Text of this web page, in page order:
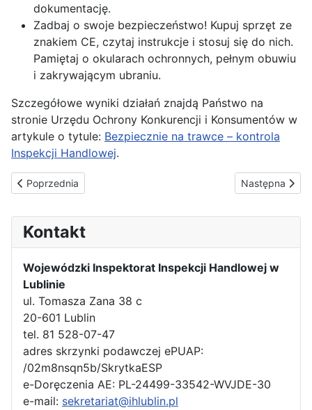
dokumentację.
Zadbaj o swoje bezpieczeństwo! Kupuj sprzęt ze
znakiem CE, czytaj instrukcje i stosuj się do nich.
Pamiętaj o okularach ochronnych, pełnym obuwiu
i zakrywającym ubraniu.
Szczegółowe wyniki działań znajdą Państwo na
stronie Urzędu Ochrony Konkurencji i Konsumentów w
artykule o tytule: Bezpiecznie na trawce – kontrola
Inspekcji Handlowej.
Poprzednia strona: Niebezpieczna chemia… w biżuterii? –
Poprzednia Następna
Następna
Kontakt
Wojewódzki Inspektorat Inspekcji Handlowej w
Lublinie
ul. Tomasza Zana 38 c
20-601 Lublin
tel. 81 528-07-47
adres skrzynki podawczej ePUAP:
/02m8nsqn5b/SkrytkaESP
e-Doręczenia AE: PL-24499-33542-WVJDE-30
e-mail: sekretariat@ihlublin.pl